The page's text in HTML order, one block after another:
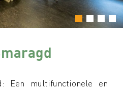
Een multifunctionele en